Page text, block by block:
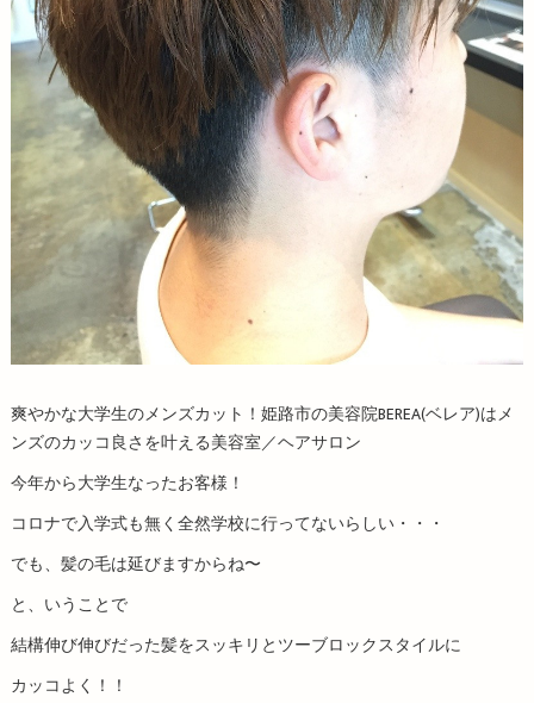
爽やかな大学生のメンズカット！姫路市の美容院BEREA(ベレア)はメ
ンズのカッコ良さを叶える美容室／ヘアサロン
今年から大学生なったお客様！
コロナで入学式も無く全然学校に行ってないらしい・・・
でも、髪の毛は延びますからね〜
と、いうことで
結構伸び伸びだった髪をスッキリとツーブロックスタイルに
カッコよく！！